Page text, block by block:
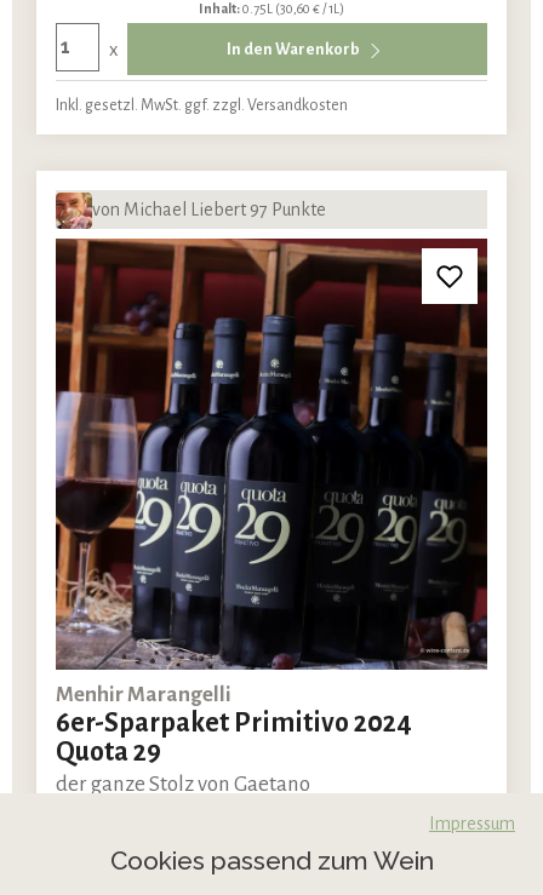
Inhalt:0.75L (30,60 € / 1L)
x In den Warenkorb
Inkl. gesetzl. MwSt. ggf. zzgl. Versandkosten
von Michael Liebert 97 Punkte
Menhir Marangelli
6er-Sparpaket Primitivo 2024
Quota 29
der ganze Stolz von Gaetano
Lager 98 x 6er-Pakete
Impressum
Cookies passend zum Wein